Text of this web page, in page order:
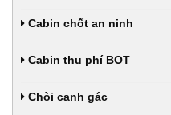
Cabin chốt an ninh
Cabin thu phí BOT
Chòi canh gác